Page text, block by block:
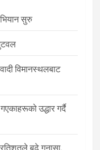
सुरु
विमानस्थलबाट
उद्धार गर्दै
बढे गुनासा,